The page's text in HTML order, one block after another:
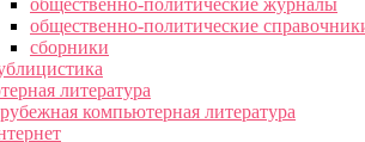
общественно-политические журналы
общественно-политические
сборники
литература
компьютерная литература